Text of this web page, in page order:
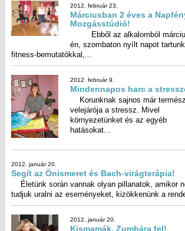
2012. február 23.
Márciusban 2 éves a
Mozgásstúdió!
Ebből az alkalomból
én, szombaton nyílt napot
fitness-bemutatókkal,...
2012. február 9.
Mindennapos harc a
Korunknak sajnos már
velejárója a stressz.
környezetünket és az
hatásokat...
2012. január 20.
Segít az Önismeret és Bach-virágterápia!
Életünk során vannak olyan pillanatok, amikor
tudjuk uralni az eseményeket, kizökkenünk a
2012. január 20.
Kismamák, Zumbára fel!